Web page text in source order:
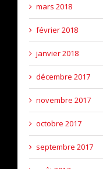
mars 2018
février 2018
janvier 2018
décembre 2017
novembre 2017
octobre 2017
septembre 2017